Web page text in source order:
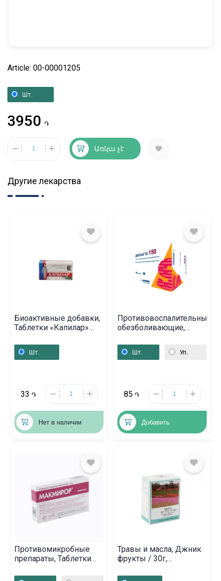
Article: 00-00001205
Шт.
3950 ֏
Առկա չէ
Другие лекарства
Биоактивные добавки,
Таблетки «Капилар»
Шт.
33 ֏
Нет в наличии
Противовоспалительные
обезболивающие,
мг, Սլովենիա
Шт. Уп.
85 ֏
Добавить
Противомикробные
препараты, Таблетки
Իտալիա
Травы и масла, Джник
фрукты / 30г,